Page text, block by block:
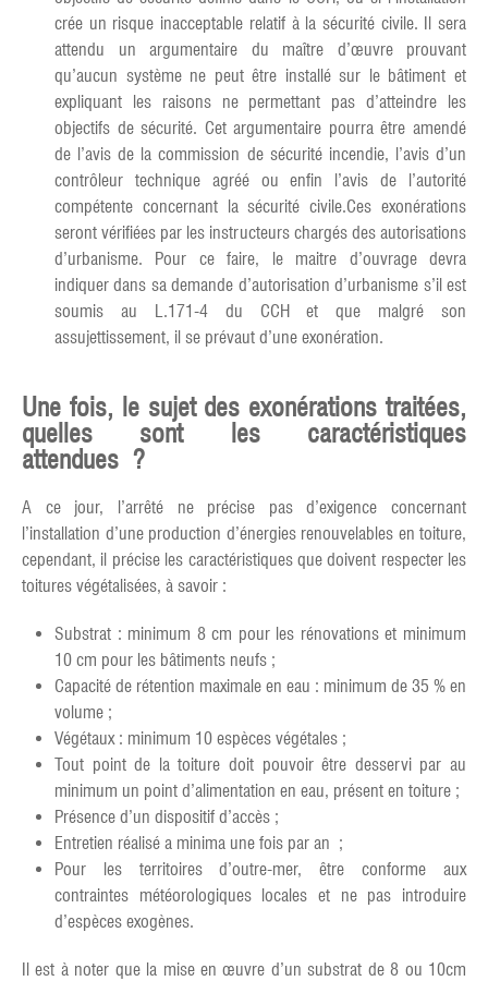
crée un risque inacceptable relatif à la sécurité civile. Il sera
attendu un argumentaire du maître d’œuvre prouvant
qu’aucun système ne peut être installé sur le bâtiment et
expliquant les raisons ne permettant pas d’atteindre les
objectifs de sécurité. Cet argumentaire pourra être amendé
de l’avis de la commission de sécurité incendie, l’avis d’un
contrôleur technique agréé ou enfin l’avis de l’autorité
compétente concernant la sécurité civile.Ces exonérations
seront vérifiées par les instructeurs chargés des autorisations
d’urbanisme. Pour ce faire, le maitre d’ouvrage devra
indiquer dans sa demande d’autorisation d’urbanisme s’il est
soumis au L.171-4 du CCH et que malgré son
assujettissement, il se prévaut d’une exonération.
Une fois, le sujet des exonérations traitées,
quelles sont les caractéristiques
attendues ?
A ce jour, l’arrêté ne précise pas d’exigence concernant
l’installation d’une production d’énergies renouvelables en toiture,
cependant, il précise les caractéristiques que doivent respecter les
toitures végétalisées, à savoir :
Substrat : minimum 8 cm pour les rénovations et minimum
10 cm pour les bâtiments neufs ;
Capacité de rétention maximale en eau : minimum de 35 % en
volume ;
Végétaux : minimum 10 espèces végétales ;
Tout point de la toiture doit pouvoir être desservi par au
minimum un point d’alimentation en eau, présent en toiture ;
Présence d’un dispositif d’accès ;
Entretien réalisé a minima une fois par an ;
Pour les territoires d’outre-mer, être conforme aux
contraintes météorologiques locales et ne pas introduire
d’espèces exogènes.
Il est à noter que la mise en œuvre d’un substrat de 8 ou 10cm